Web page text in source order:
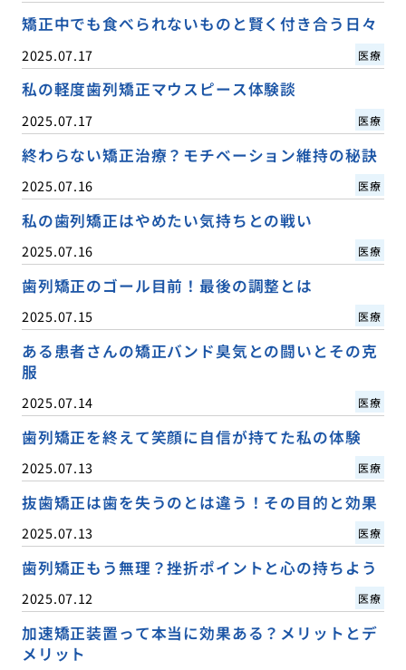
矯正中でも食べられないものと賢く付き合う日々
2025.07.17 医療
私の軽度歯列矯正マウスピース体験談
2025.07.17 医療
終わらない矯正治療？モチベーション維持の秘訣
2025.07.16 医療
私の歯列矯正はやめたい気持ちとの戦い
2025.07.16 医療
歯列矯正のゴール目前！最後の調整とは
2025.07.15 医療
ある患者さんの矯正バンド臭気との闘いとその克
服
2025.07.14 医療
歯列矯正を終えて笑顔に自信が持てた私の体験
2025.07.13 医療
抜歯矯正は歯を失うのとは違う！その目的と効果
2025.07.13 医療
歯列矯正もう無理？挫折ポイントと心の持ちよう
2025.07.12 医療
加速矯正装置って本当に効果ある？メリットとデ
メリット